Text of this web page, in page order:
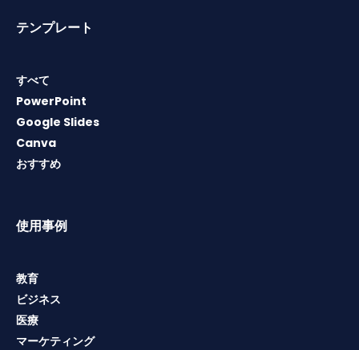
テンプレート
すべて
PowerPoint
Google Slides
Canva
おすすめ
使用事例
教育
ビジネス
医療
マーケティング